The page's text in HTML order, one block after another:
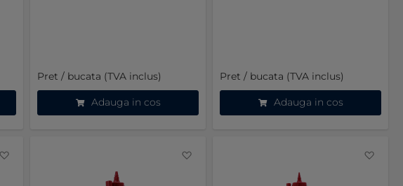
Pret / bucata (TVA inclus)
Adauga in cos
Pret / bucata (TVA inclus)
Adauga in cos